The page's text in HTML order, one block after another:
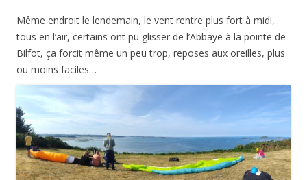
Même endroit le lendemain, le vent rentre plus fort à midi,
tous en l’air, certains ont pu glisser de l’Abbaye à la pointe de
Bilfot, ça forcit même un peu trop, reposes aux oreilles, plus
ou moins faciles…